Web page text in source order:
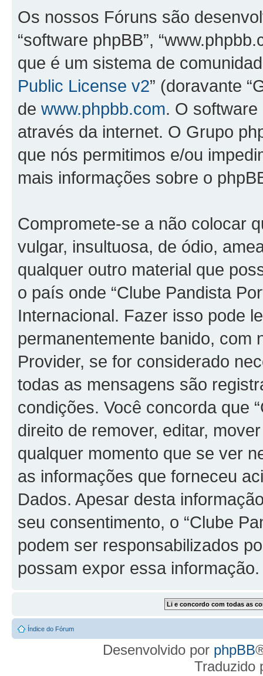
Os nossos Fóruns são
“software phpBB”,
que é um sistema de
Public License v2” (doravante
de www.phpbb.com. O
através da internet. O Grupo
que nós permitimos e/ou
mais informações sobre o
Compromete-se a não colocar
vulgar, insultuosa, de ódio,
qualquer outro material que
o país onde “Clube Pandista
Internacional. Fazer isso pode
permanentemente banido, com
Provider, se for considerado
todas as mensagens são
condições. Você concorda que
direito de remover, editar,
qualquer momento que se ver
as informações que forneceu
Dados. Apesar desta
seu consentimento, o “Clube
podem ser responsabilizados
possam expor essa informação.
Índice do Fórum
Desenvolvido por phpBB
Traduzido